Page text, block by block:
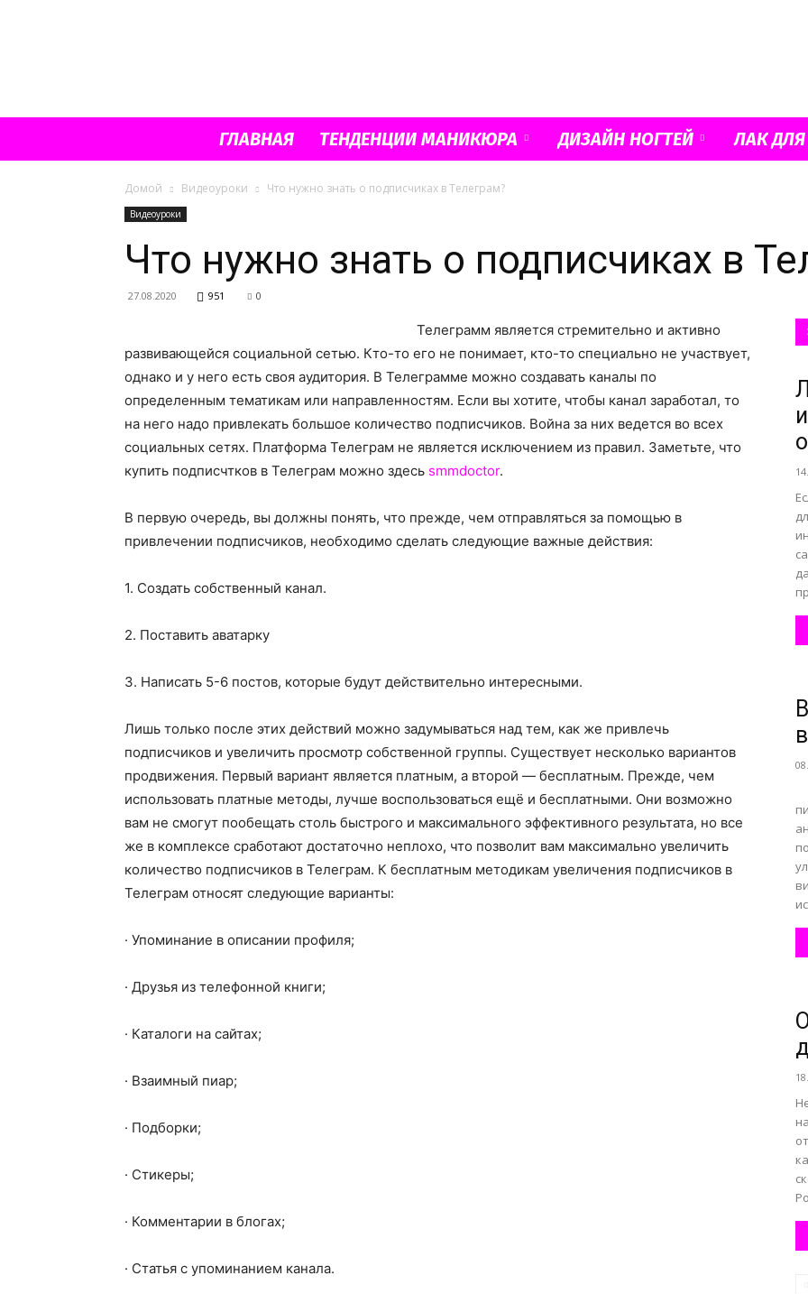
Французский
и
ГЛАВНАЯ ТЕНДЕНЦИИ МАНИКЮРА ДИЗАЙН НОГТЕЙ ЛАК
Домой Видеоуроки Что нужно знать о подписчиках в Телеграм?
Видеоуроки
Что нужно знать о подписчиках в
27.08.2020 951 0
Телеграмм является стремительно и активно
развивающейся социальной сетью. Кто-то его не понимает, кто-то специально не участвует,
однако и у него есть своя аудитория. В Телеграмме можно создавать каналы по
определенным тематикам или направленностям. Если вы хотите, чтобы канал заработал, то
на него надо привлекать большое количество подписчиков. Война за них ведется во всех
социальных сетях. Платформа Телеграм не является исключением из правил. Заметьте, что
купить подписчтков в Телеграм можно здесь smmdoctor.
В первую очередь, вы должны понять, что прежде, чем отправляться за помощью в
привлечении подписчиков, необходимо сделать следующие важные действия:
1. Создать собственный канал.
2. Поставить аватарку
3. Написать 5-6 постов, которые будут действительно интересными.
Лишь только после этих действий можно задумываться над тем, как же привлечь
подписчиков и увеличить просмотр собственной группы. Существует несколько вариантов
продвижения. Первый вариант является платным, а второй — бесплатным. Прежде, чем
использовать платные методы, лучше воспользоваться ещё и бесплатными. Они возможно
вам не смогут пообещать столь быстрого и максимального эффективного результата, но все
же в комплексе сработают достаточно неплохо, что позволит вам максимально увеличить
количество подписчиков в Телеграм. К бесплатным методикам увеличения подписчиков в
Телеграм относят следующие варианты:
· Упоминание в описании профиля;
· Друзья из телефонной книги;
· Каталоги на сайтах;
· Взаимный пиар;
· Подборки;
· Стикеры;
· Комментарии в блогах;
· Статья с упоминанием канала.